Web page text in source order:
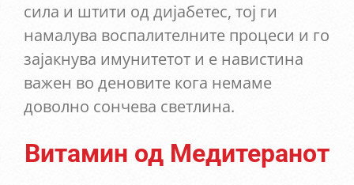
сила и штити од дијабетес, тој ги
намалува воспалителните процеси и го
зајакнува имунитетот и е навистина
важен во деновите кога немаме
доволно сончева светлина.
Витамин од Медитеранот